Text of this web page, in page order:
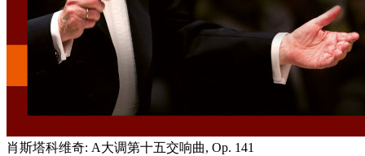
肖斯塔科维奇: A大调第十五交响曲, Op. 141